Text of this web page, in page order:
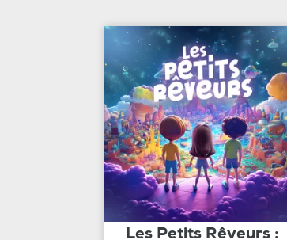
Les Petits Rêveurs :